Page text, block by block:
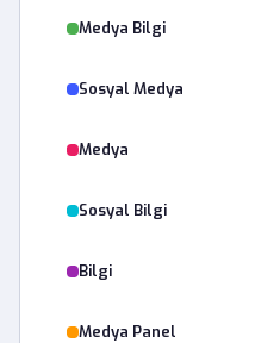
Medya Bilgi
Sosyal Medya
Medya
Sosyal Bilgi
Bilgi
Medya Panel